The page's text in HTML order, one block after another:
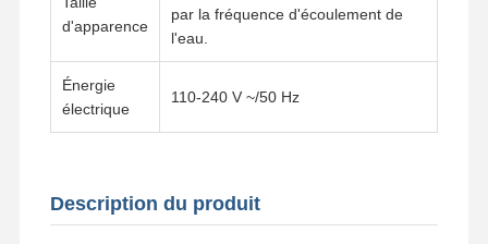
d'apparence
par la fréquence d'écoulement de
l'eau.
Énergie
électrique
110-240 V ~/50 Hz
Description du produit